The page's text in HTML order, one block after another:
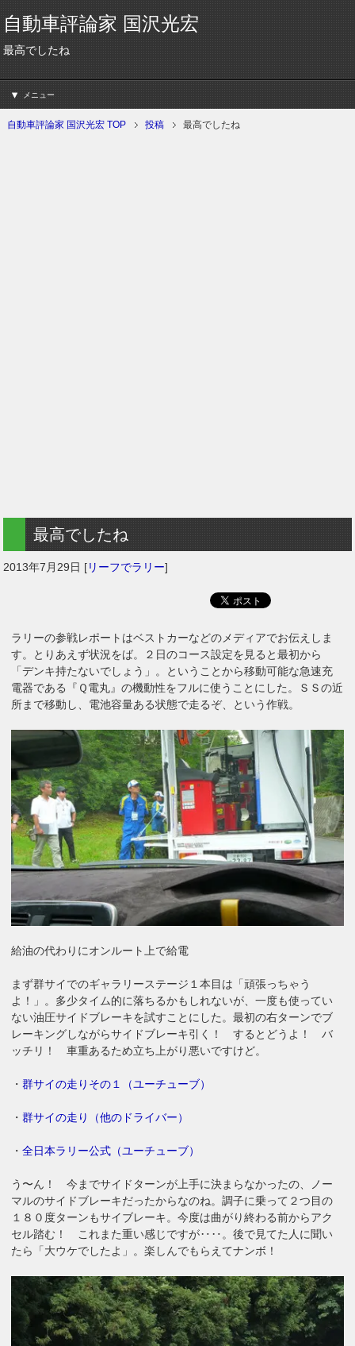
自動車評論家 国沢光宏
最高でしたね
メニュー
自動車評論家 国沢光宏 TOP 投稿 最高でしたね
最高でしたね
2013年7月29日 [リーフでラリー]
ラリーの参戦レポートはベストカーなどのメディアでお伝えしま
す。とりあえず状況をば。２日のコース設定を見ると最初から
「デンキ持たないでしょう」。ということから移動可能な急速充
電器である『Ｑ電丸』の機動性をフルに使うことにした。ＳＳの近
所まで移動し、電池容量ある状態で走るぞ、という作戦。
給油の代わりにオンルート上で給電
まず群サイでのギャラリーステージ１本目は「頑張っちゃう
よ！」。多少タイム的に落ちるかもしれないが、一度も使ってい
ない油圧サイドブレーキを試すことにした。最初の右ターンでブ
レーキングしながらサイドブレーキ引く！ するとどうよ！ バ
ッチリ！ 車重あるため立ち上がり悪いですけど。
・群サイの走りその１（ユーチューブ）
・群サイの走り（他のドライバー）
・全日本ラリー公式（ユーチューブ）
う〜ん！ 今までサイドターンが上手に決まらなかったの、ノー
マルのサイドブレーキだったからなのね。調子に乗って２つ目の
１８０度ターンもサイブレーキ。今度は曲がり終わる前からアク
セル踏む！ これまた重い感じですが‥‥。後で見てた人に聞い
たら「大ウケでしたよ」。楽しんでもらえてナンボ！